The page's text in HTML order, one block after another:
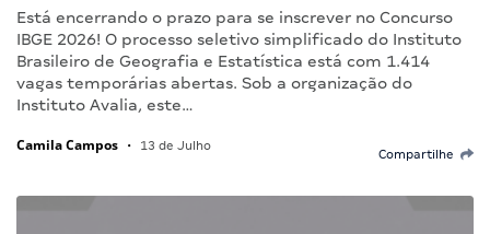
Está encerrando o prazo para se inscrever no Concurso
IBGE 2026! O processo seletivo simplificado do Instituto
Brasileiro de Geografia e Estatística está com 1.414
vagas temporárias abertas. Sob a organização do
Instituto Avalia, este…
Camila Campos • 13 de Julho
Compartilhe